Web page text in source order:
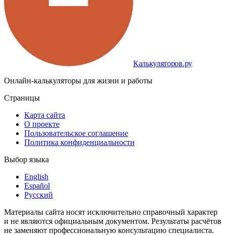
Калькуляторов.ру
Онлайн-калькуляторы для жизни и работы
Страницы
Карта сайта
О проекте
Пользовательское соглашение
Политика конфиденциальности
Выбор языка
English
Español
Русский
Материалы сайта носят исключительно справочный характер
и не являются официальным документом. Результаты расчётов
не заменяют профессиональную консультацию специалиста.